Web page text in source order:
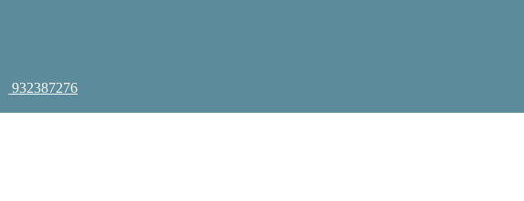
932387276